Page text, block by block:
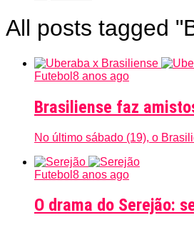
All posts tagged
Futebol 8 anos ago
Brasiliense faz
No último sábado (19), o
Futebol 8 anos ago
O drama do Serejão: